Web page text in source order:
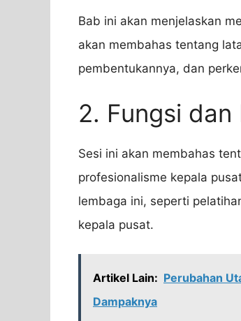
Bab ini akan menjelaskan
akan membahas tentang
pembentukannya, dan
2. Fungsi dan
Sesi ini akan membahas
profesionalisme kepala
lembaga ini, seperti
kepala pusat.
Artikel Lain: Perubahan
Dampaknya